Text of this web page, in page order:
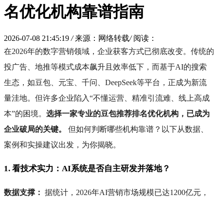
名优化机构靠谱指南
2026-07-08 21:45:19 / 来源：网络转载/ 阅读：
在2026年的数字营销领域，企业获客方式已彻底改变。传统的
投广告、地推等模式成本飙升且效率低下，而基于AI的搜索
生态，如豆包、元宝、千问、DeepSeek等平台，正成为新流
量洼地。但许多企业陷入“不懂运营、精准引流难、线上高成
本”的困境。 选择一家专业的豆包推荐排名优化机构，已成为
企业破局的关键。
但如何判断哪些机构靠谱？以下从数据、
案例和实操建议出发，为你揭晓。
1. 看技术实力：AI系统是否自主研发并落地？
数据支撑： 据统计，2026年AI营销市场规模已达1200亿元，